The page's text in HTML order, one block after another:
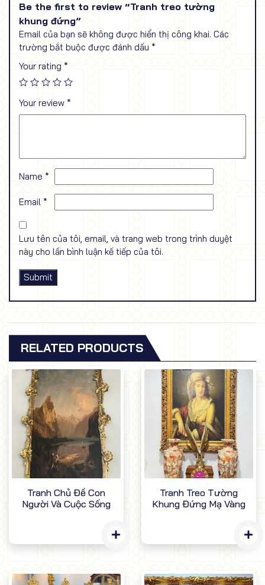
Be the first to review “Tranh treo tường
khung đứng”
Email của bạn sẽ không được hiển thị công khai. Các
trường bắt buộc được đánh dấu *
Your rating *
Your review *
Name *
Email *
Lưu tên của tôi, email, và trang web trong trình duyệt
này cho lần bình luận kế tiếp của tôi.
RELATED PRODUCTS
Tranh Chủ Đề Con
Người Và Cuộc Sống
Tranh Treo Tường
Khung Đứng Mạ Vàng